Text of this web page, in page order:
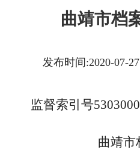
曲靖市档
发布时间:2020-07-
监督索引号
曲靖市